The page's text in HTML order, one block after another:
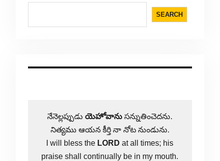
SEARCH
నేనెల్లప్పుడుయెహోవాను సన్నుతించెదను.
నిత్యము ఆయన కీర్తి నా నోట నుండును.
I will bless the LORD at all times; his
praise shall continually be in my mouth.